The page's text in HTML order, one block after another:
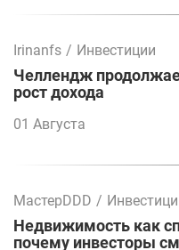
Irinanfs / Инвестиции
Челлендж
рост дохода
01 Августа
МастерDDD /
Недвижимость как
почему инвесторы